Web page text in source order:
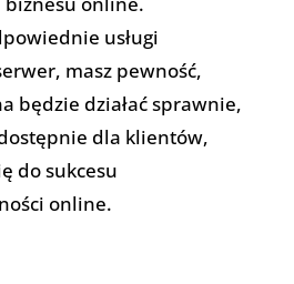
usługi
masz pewność,
będzie działać sprawnie,
dla klientów,
do sukcesu
online.